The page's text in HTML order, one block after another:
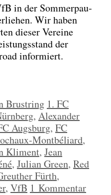
in der Som­mer­pau­
Wir haben
die­ser Ver­ei­ne
der
infor­miert.
Brustring Schlagwörter
1. FC
, Alexander
Augsburg, FC
Montbéliard,
Kliment, Jean
, Julian Green, Red
Fürth,
, VfB 1 Kommentar